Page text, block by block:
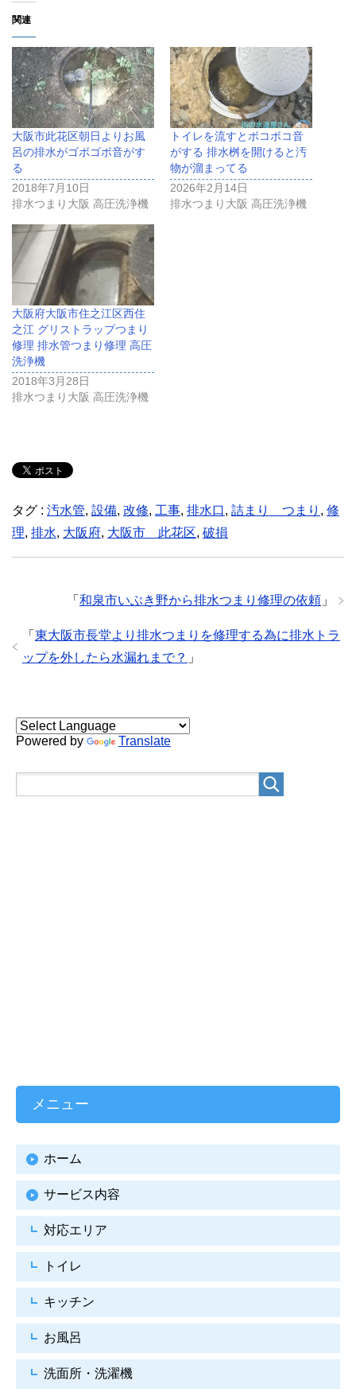
関連
大阪市此花区朝日よりお風
呂の排水がゴボゴボ音がす
る
2018年7月10日
排水つまり大阪 高圧洗浄機
トイレを流すとボコボコ音
がする 排水桝を開けると汚
物が溜まってる
2026年2月14日
排水つまり大阪 高圧洗浄機
大阪府大阪市住之江区西住
之江 グリストラップつまり
修理 排水管つまり修理 高圧
洗浄機
2018年3月28日
排水つまり大阪 高圧洗浄機
タグ : 汚水管, 設備, 改修, 工事, 排水口, 詰まり つまり , 修
理, 排水, 大阪府, 大阪市 此花区, 破損
「 和泉市いぶき野から排水つまり修理の依頼 」
「 東大阪市長堂より排水つまりを修理する為に排水トラ
ップを外したら水漏れまで？ 」
Powered by Translate
メニュー
ホーム
サービス内容
対応エリア
トイレ
キッチン
お風呂
洗面所・洗濯機